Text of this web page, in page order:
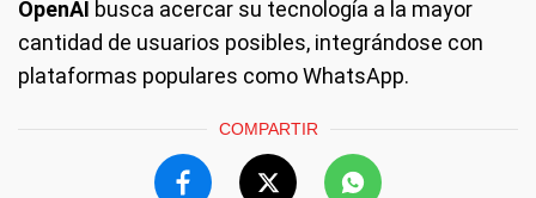
OpenAI busca acercar su tecnología a la mayor
cantidad de usuarios posibles, integrándose con
plataformas populares como WhatsApp.
COMPARTIR